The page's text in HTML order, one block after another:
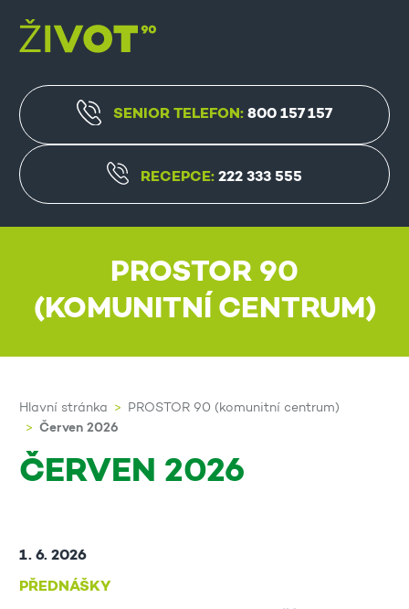
SENIOR TELEFON:800 157 157
RECEPCE:222 333 555
PROSTOR 90
(KOMUNITNÍ CENTRUM)
Hlavní stránka PROSTOR 90 (komunitní centrum)
Červen 2026
ČERVEN 2026
1. 6. 2026
PŘEDNÁŠKY